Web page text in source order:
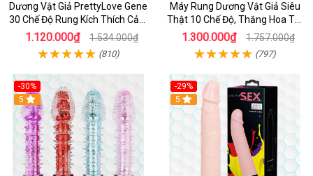
Dương Vật Giả PrettyLove Gene
30 Chế Độ Rung Kích Thích Cảm
Biến Âm Thanh
1.120.000₫ 1.534.000₫
(810)
Máy Rung Dương Vật Giả Siêu
Thật 10 Chế Độ, Thăng Hoa Tối
Ưu
1.300.000₫ 1.757.000₫
(797)
-30%
Hot
5
-29%
Hot
5